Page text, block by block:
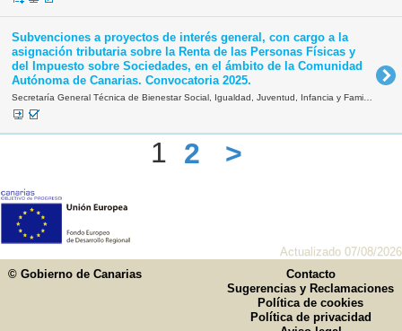
Subvenciones a proyectos de interés general, con cargo a la
asignación tributaria sobre la Renta de las Personas Físicas y
del Impuesto sobre Sociedades, en el ámbito de la Comunidad
Autónoma de Canarias. Convocatoria 2025.
Secretaría General Técnica de Bienestar Social, Igualdad, Juventud, Infancia y Familias
1 2 >
Actualizado 07/08/2026
© Gobierno de Canarias
Contacto
Sugerencias y Reclamaciones
Política de cookies
Política de privacidad